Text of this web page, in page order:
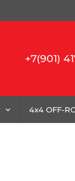
+7(901)
4x4 OFF-